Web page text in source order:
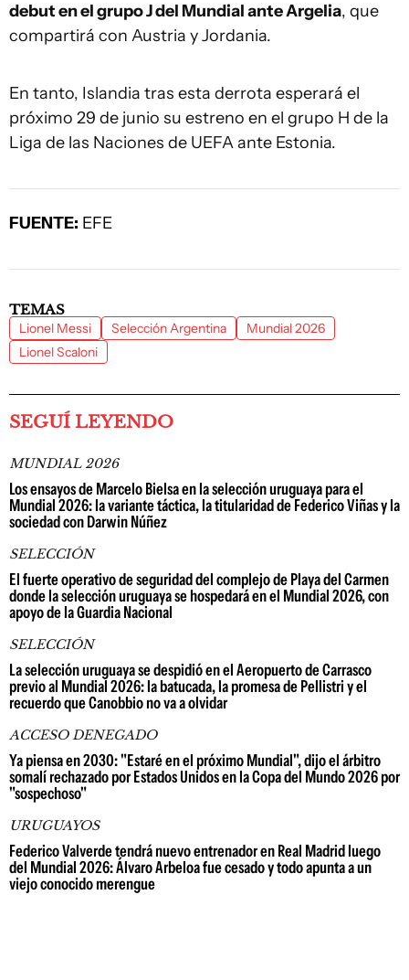
debut en el grupo J del Mundial ante Argelia, que
compartirá con Austria y Jordania.
En tanto, Islandia tras esta derrota esperará el
próximo 29 de junio su estreno en el grupo H de la
Liga de las Naciones de UEFA ante Estonia.
FUENTE: EFE
TEMAS
Lionel Messi Selección Argentina
Mundial 2026
Lionel Scaloni
SEGUÍ LEYENDO
MUNDIAL 2026
Los ensayos de Marcelo Bielsa en la selección uruguaya para el
Mundial 2026: la variante táctica, la titularidad de Federico Viñas y la
sociedad con Darwin Núñez
SELECCIÓN
El fuerte operativo de seguridad del complejo de Playa del Carmen
donde la selección uruguaya se hospedará en el Mundial 2026, con
apoyo de la Guardia Nacional
SELECCIÓN
La selección uruguaya se despidió en el Aeropuerto de Carrasco
previo al Mundial 2026: la batucada, la promesa de Pellistri y el
recuerdo que Canobbio no va a olvidar
ACCESO DENEGADO
Ya piensa en 2030: "Estaré en el próximo Mundial", dijo el árbitro
somalí rechazado por Estados Unidos en la Copa del Mundo 2026 por
"sospechoso"
URUGUAYOS
Federico Valverde tendrá nuevo entrenador en Real Madrid luego
del Mundial 2026: Álvaro Arbeloa fue cesado y todo apunta a un
viejo conocido merengue